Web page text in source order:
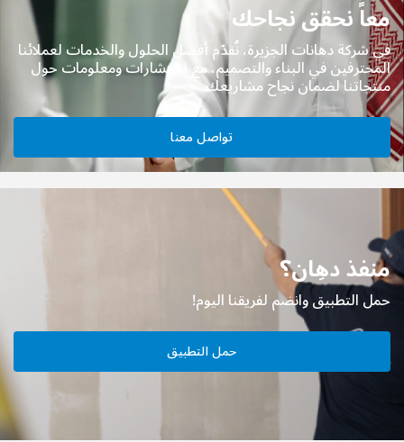
معاً نحقق نجاحك
في شركة دهانات الجزيرة، نُقدّم أفضل الحلول والخدمات لعملائنا
المحترفين في البناء والتصميم، مع استشارات ومعلومات حول
منتجاتنا لضمان نجاح مشاريعك.
تواصل معنا
منفذ دهِان؟
حمل التطبيق وانضم لفريقنا اليوم!
حمل التطبيق